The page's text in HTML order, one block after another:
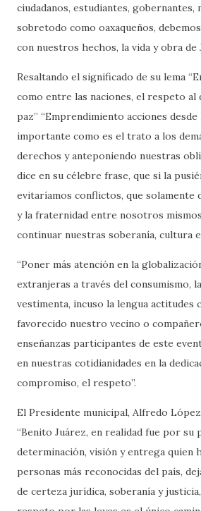
ciudadanos, estudiantes, gobernantes,
sobretodo como oaxaqueños,
con nuestros hechos, la vida y obra de
Resaltando el significado de su lema
como entre las naciones, el respeto al
paz” “Emprendimiento acciones desde
importante como es el trato a los
derechos y anteponiendo nuestras
dice en su célebre frase, que si la
evitaríamos conflictos, que solamente
y la fraternidad entre nosotros
continuar nuestras soberanía, cultura
“Poner más atención en la
extranjeras a través del consumismo,
vestimenta, incuso la lengua actitudes
favorecido nuestro vecino o
enseñanzas participantes de este
en nuestras cotidianidades en la
compromiso, el respeto”.
El Presidente municipal, Alfredo
“Benito Juárez, en realidad fue por su
determinación, visión y entrega quien
personas más reconocidas del país,
de certeza jurídica, soberanía y